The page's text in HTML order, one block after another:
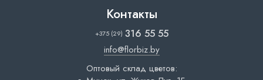
Контакты
+375 (29) 316 55 55
info@florbiz.by
Оптовый склад цветов: